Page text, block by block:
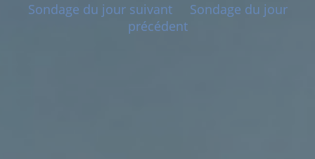
Sondage du jour suivant
Sondage du jour
précédent